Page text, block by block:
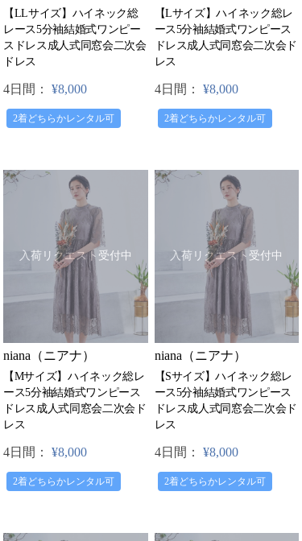
【LLサイズ】ハイネック総
レース5分袖結婚式ワンピー
スドレス成人式同窓会二次会
ドレス
4日間： ¥8,000
2着どちらかレンタル可
【Lサイズ】ハイネック総レ
ース5分袖結婚式ワンピース
ドレス成人式同窓会二次会ド
レス
4日間： ¥8,000
2着どちらかレンタル可
入荷リクエスト受付中
niana（ニアナ）
【Mサイズ】ハイネック総レ
ース5分袖結婚式ワンピース
ドレス成人式同窓会二次会ド
レス
4日間： ¥8,000
2着どちらかレンタル可
入荷リクエスト受付中
niana（ニアナ）
【Sサイズ】ハイネック総レ
ース5分袖結婚式ワンピース
ドレス成人式同窓会二次会ド
レス
4日間： ¥8,000
2着どちらかレンタル可